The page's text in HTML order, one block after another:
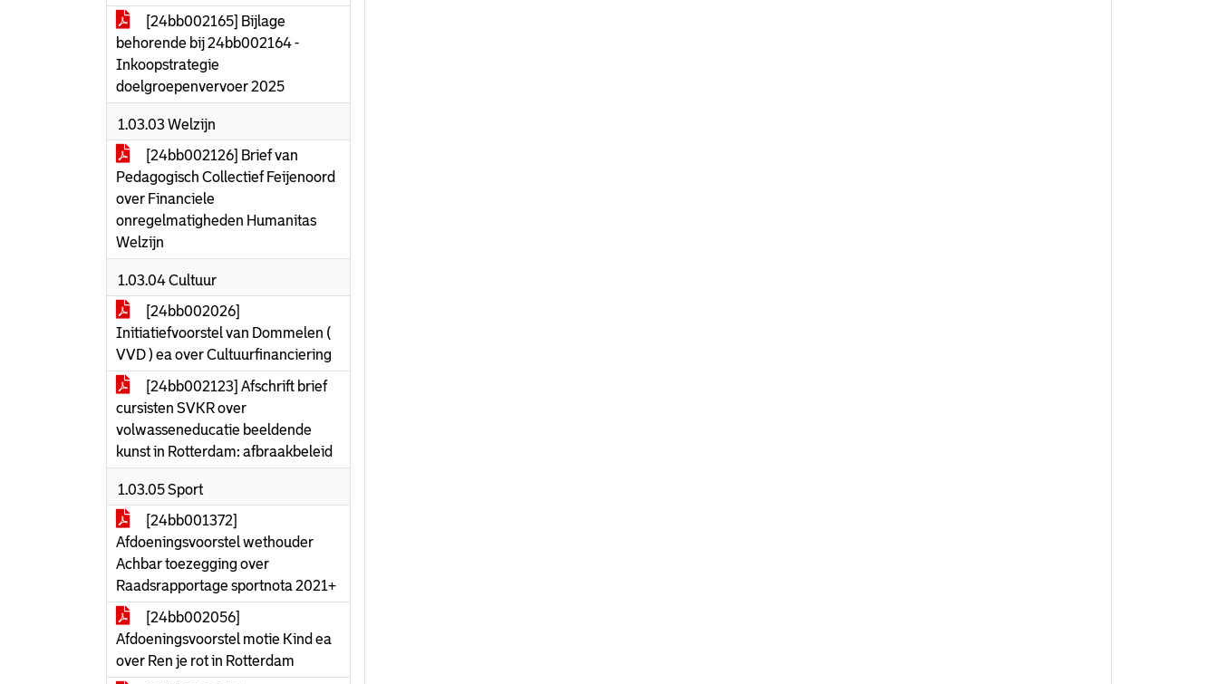
[24bb002165] Bijlage
behorende bij 24bb002164 -
Inkoopstrategie
doelgroepenvervoer 2025
1.03.03 Welzijn
[24bb002126] Brief van
Pedagogisch Collectief Feijenoord
over Financiele
onregelmatigheden Humanitas
Welzijn
1.03.04 Cultuur
[24bb002026]
Initiatiefvoorstel van Dommelen (
VVD ) ea over Cultuurfinanciering
[24bb002123] Afschrift brief
cursisten SVKR over
volwasseneducatie beeldende
kunst in Rotterdam: afbraakbeleid
1.03.05 Sport
[24bb001372]
Afdoeningsvoorstel wethouder
Achbar toezegging over
Raadsrapportage sportnota 2021+
[24bb002056]
Afdoeningsvoorstel motie Kind ea
over Ren je rot in Rotterdam